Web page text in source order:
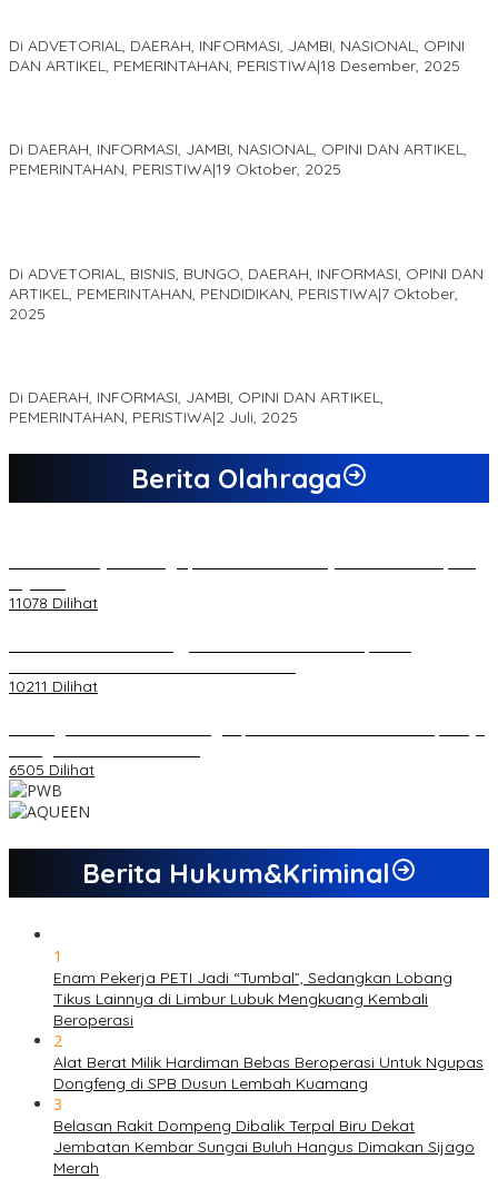
Di ADVETORIAL, DAERAH, INFORMASI, JAMBI, NASIONAL, OPINI
DAN ARTIKEL, PEMERINTAHAN, PERISTIWA|18 Desember, 2025
Di DAERAH, INFORMASI, JAMBI, NASIONAL, OPINI DAN ARTIKEL,
PEMERINTAHAN, PERISTIWA|19 Oktober, 2025
Di ADVETORIAL, BISNIS, BUNGO, DAERAH, INFORMASI, OPINI DAN
ARTIKEL, PEMERINTAHAN, PENDIDIKAN, PERISTIWA|7 Oktober,
2025
Di DAERAH, INFORMASI, JAMBI, OPINI DAN ARTIKEL,
PEMERINTAHAN, PERISTIWA|2 Juli, 2025
Berita Olahraga
11078 Dilihat
10211 Dilihat
6505 Dilihat
Berita Hukum&Kriminal
1
Enam Pekerja PETI Jadi “Tumbal”, Sedangkan Lobang
Tikus Lainnya di Limbur Lubuk Mengkuang Kembali
Beroperasi
2
Alat Berat Milik Hardiman Bebas Beroperasi Untuk Ngupas
Dongfeng di SPB Dusun Lembah Kuamang
3
Belasan Rakit Dompeng Dibalik Terpal Biru Dekat
Jembatan Kembar Sungai Buluh Hangus Dimakan Sijago
Merah